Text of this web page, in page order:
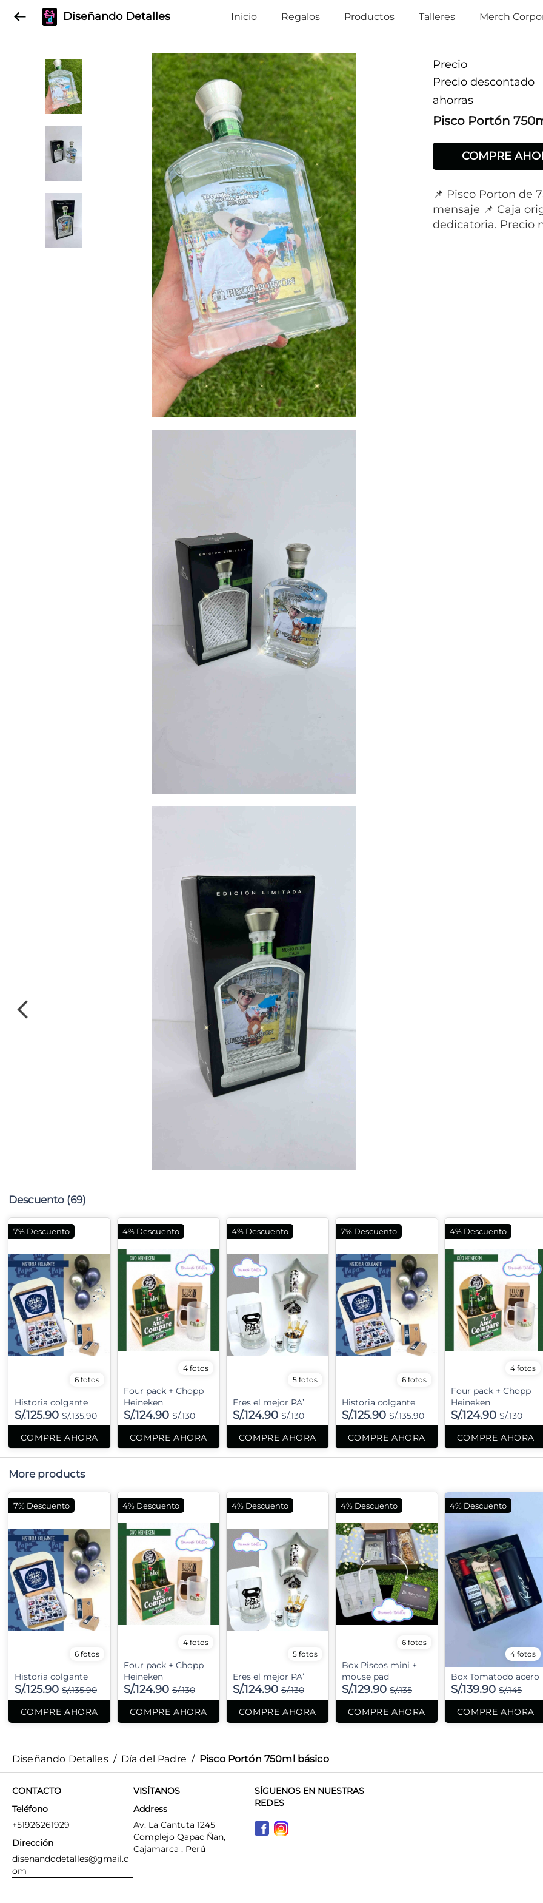
Diseñando Detalles Inicio Regalos Productos Talleres Merch
Precio
Precio descontado
ahorras
Pisco Portón
COMPRE
📌 Pisco Porton de
mensaje 📌 Caja
dedicatoria. Precio
Descuento (69)
6 fotos
Historia colgante
S/.125.90 S/.135.90
COMPRE AHORA
7% Descuento
4 fotos
Four pack + Chopp
Heineken
S/.124.90 S/.130
COMPRE AHORA
4% Descuento
5 fotos
Eres el mejor PA’
S/.124.90 S/.130
COMPRE AHORA
4% Descuento
6 fotos
Historia colgante
S/.125.90 S/.135.90
COMPRE AHORA
7% Descuento
4 fotos
Four pack + Chopp
Heineken
S/.124.90 S/.130
COMPRE AHORA
4% Descuento
More products
6 fotos
Historia colgante
S/.125.90 S/.135.90
COMPRE AHORA
7% Descuento
4 fotos
Four pack + Chopp
Heineken
S/.124.90 S/.130
COMPRE AHORA
4% Descuento
5 fotos
Eres el mejor PA’
S/.124.90 S/.130
COMPRE AHORA
4% Descuento
6 fotos
Box Piscos mini +
mouse pad
S/.129.90 S/.135
COMPRE AHORA
4% Descuento
4 fotos
Box Tomatodo acero
S/.139.90 S/.145
COMPRE AHORA
4% Descuento
Diseñando Detalles / Día del Padre / Pisco Portón 750ml básico
CONTACTO
Teléfono
+51926261929
Dirección
disenandodetalles@gmail.c
om
VISÍTANOS
Address
Av. La Cantuta 1245
Complejo Qapac Ñan,
Cajamarca , Perú
SÍGUENOS EN NUESTRAS
REDES